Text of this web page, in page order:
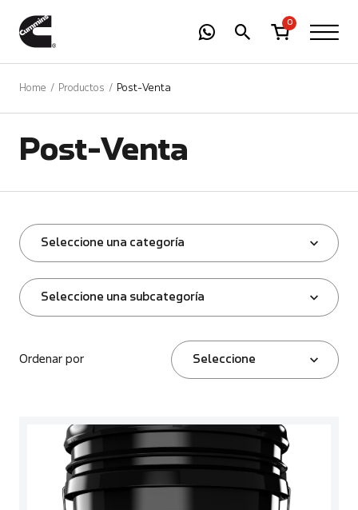
0
Home Productos Post-Venta
Post-Venta
Seleccione una categoría
Seleccione una subcategoría
Ordenar por Seleccione